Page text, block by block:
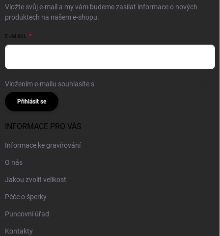
Vložte svůj e-mail a my vám budeme zasílat informace o nových
produktech na našem e-shopu.
E-MAIL
Vložením e-mailu souhlasíte s
Přihlásit se
INFORMACE PRO VÁS
Informace ke gravírování
O nás
Jakou zvolit velikost
Péče o šperky
Puncovní úřad
Kontakty